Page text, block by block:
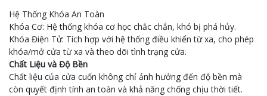
Hệ Thống Khóa An Toàn
Khóa Cơ: Hệ thống khóa cơ học chắc chắn, khó bị phá hủy.
Khóa Điện Tử: Tích hợp với hệ thống điều khiển từ xa, cho phép
khóa/mở cửa từ xa và theo dõi tình trạng cửa.
Chất Liệu và Độ Bền
Chất liệu của cửa cuốn không chỉ ảnh hưởng đến độ bền mà
còn quyết định tính an toàn và khả năng chống chịu thời tiết.